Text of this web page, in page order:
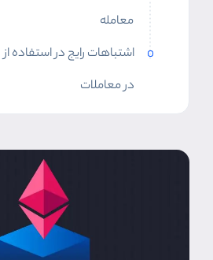
معامله
اشتباهات رایج در استفاده
در معاملات